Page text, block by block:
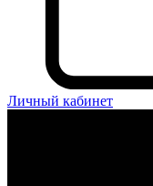
Личный кабинет